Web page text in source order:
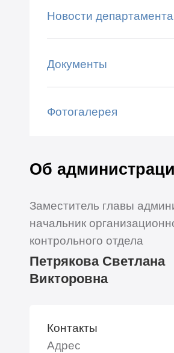
Новости департамента
Документы
Фотогалерея
Об
Заместитель главы
начальник
контрольного отдела
Петрякова Светлана
Викторовна
Контакты
Адрес